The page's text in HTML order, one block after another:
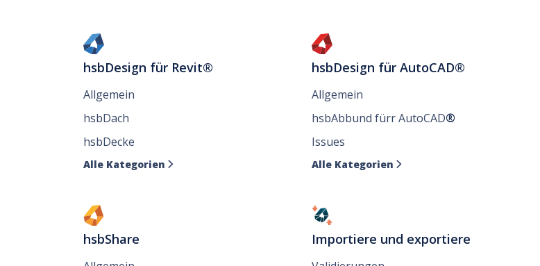
hsbDesign für Revit®
Allgemein
hsbDach
hsbDecke
Alle Kategorien 
hsbDesign für AutoCAD®
Allgemein
hsbAbbund fürr AutoCAD®
Issues
Alle Kategorien 
hsbShare Importiere und exportiere